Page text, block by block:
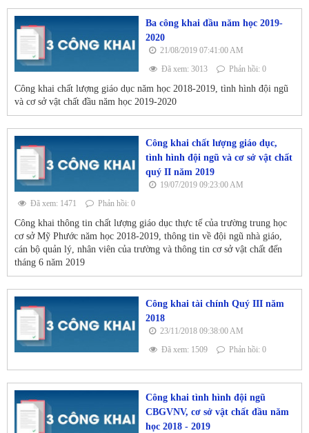
Ba công khai đầu năm học 2019-
2020
21/08/2019 07:41:00 AM
Đã xem: 3013
Phản hồi: 0
Công khai chất lượng giáo dục năm học 2018-2019, tình hình đội ngũ
và cơ sở vật chất đầu năm học 2019-2020
Công khai chất lượng giáo dục,
tình hình đội ngũ và cơ sở vật chất
quý II năm 2019
19/07/2019 09:23:00 AM
Đã xem: 1471
Phản hồi: 0
Công khai thông tin chất lượng giáo dục thực tế của trường trung học
cơ sở Mỹ Phước năm học 2018-2019, thông tin về đội ngũ nhà giáo,
cán bộ quản lý, nhân viên của trường và thông tin cơ sở vật chất đến
tháng 6 năm 2019
Công khai tài chính Quý III năm
2018
23/11/2018 09:38:00 AM
Đã xem: 1509
Phản hồi: 0
Công khai tình hình đội ngũ
CBGVNV, cơ sở vật chất đầu năm
học 2018 - 2019